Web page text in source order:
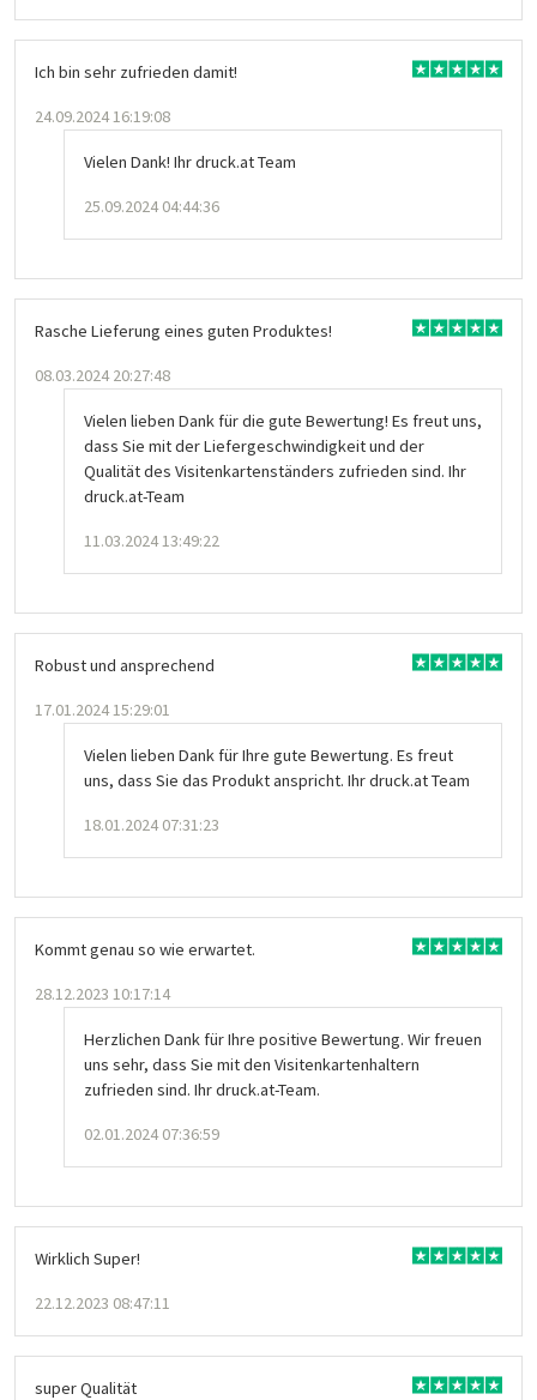
Ich bin sehr zufrieden damit!
24.09.2024 16:19:08
Vielen Dank! Ihr druck.at Team
25.09.2024 04:44:36
Rasche Lieferung eines guten Produktes!
08.03.2024 20:27:48
Vielen lieben Dank für die gute Bewertung! Es freut uns,
dass Sie mit der Liefergeschwindigkeit und der
Qualität des Visitenkartenständers zufrieden sind. Ihr
druck.at-Team
11.03.2024 13:49:22
Robust und ansprechend
17.01.2024 15:29:01
Vielen lieben Dank für Ihre gute Bewertung. Es freut
uns, dass Sie das Produkt anspricht. Ihr druck.at Team
18.01.2024 07:31:23
Kommt genau so wie erwartet.
28.12.2023 10:17:14
Herzlichen Dank für Ihre positive Bewertung. Wir freuen
uns sehr, dass Sie mit den Visitenkartenhaltern
zufrieden sind. Ihr druck.at-Team.
02.01.2024 07:36:59
Wirklich Super!
22.12.2023 08:47:11
super Qualität